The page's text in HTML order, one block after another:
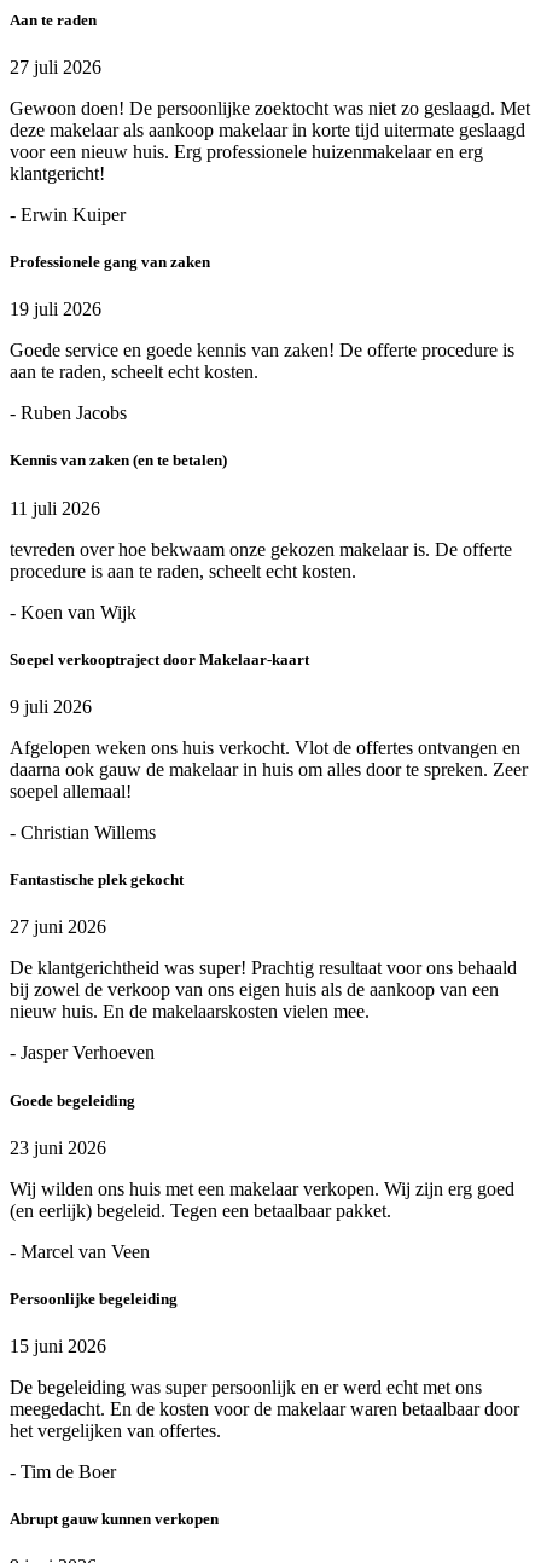
Aan te raden
27 juli 2026
Gewoon doen! De persoonlijke zoektocht was niet zo geslaagd. Met
deze makelaar als aankoop makelaar in korte tijd uitermate geslaagd
voor een nieuw huis. Erg professionele huizenmakelaar en erg
klantgericht!
- Erwin Kuiper
Professionele gang van zaken
19 juli 2026
Goede service en goede kennis van zaken! De offerte procedure is
aan te raden, scheelt echt kosten.
- Ruben Jacobs
Kennis van zaken (en te betalen)
11 juli 2026
tevreden over hoe bekwaam onze gekozen makelaar is. De offerte
procedure is aan te raden, scheelt echt kosten.
- Koen van Wijk
Soepel verkooptraject door Makelaar-kaart
9 juli 2026
Afgelopen weken ons huis verkocht. Vlot de offertes ontvangen en
daarna ook gauw de makelaar in huis om alles door te spreken. Zeer
soepel allemaal!
- Christian Willems
Fantastische plek gekocht
27 juni 2026
De klantgerichtheid was super! Prachtig resultaat voor ons behaald
bij zowel de verkoop van ons eigen huis als de aankoop van een
nieuw huis. En de makelaarskosten vielen mee.
- Jasper Verhoeven
Goede begeleiding
23 juni 2026
Wij wilden ons huis met een makelaar verkopen. Wij zijn erg goed
(en eerlijk) begeleid. Tegen een betaalbaar pakket.
- Marcel van Veen
Persoonlijke begeleiding
15 juni 2026
De begeleiding was super persoonlijk en er werd echt met ons
meegedacht. En de kosten voor de makelaar waren betaalbaar door
het vergelijken van offertes.
- Tim de Boer
Abrupt gauw kunnen verkopen